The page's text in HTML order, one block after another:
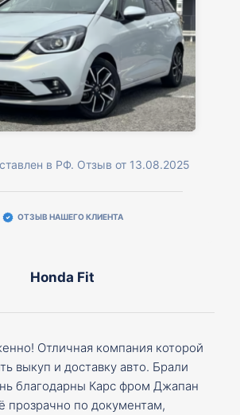
в РФ. Отзыв от 13.08.2025
ОТЗЫВ НАШЕГО КЛИЕНТА
Honda Fit
Отличная компания которой
выкуп и доставку авто. Брали
благодарны Карс фром Джапан
прозрачно по документам,